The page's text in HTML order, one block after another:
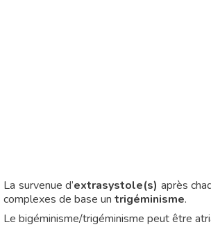
La survenue d’extrasystole(s) après
complexes de base un trigéminisme.
Le bigéminisme/trigéminisme peut être